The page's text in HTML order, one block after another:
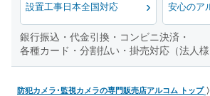
設置工事日本全国対応 安心のア
銀行振込・代金引換・コンビニ決済・
各種カード・分割払い・掛売対応（法人様
防犯カメラ･監視カメラの専門販売店アルコム トップ